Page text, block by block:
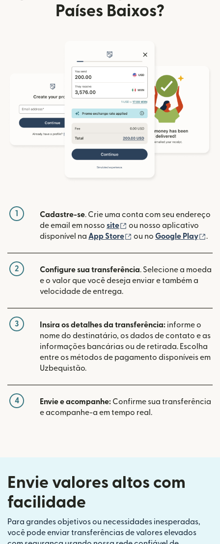
Países Baixos?
1 Cadastre-se. Crie uma conta com seu endereço
de email em nosso site (abre em uma nova
ou nosso aplicativo
disponível na App Store (abre em uma nova
ou no Google Play .
2 Configure sua transferência. Selecione a moeda
e o valor que você deseja enviar e também a
velocidade de entrega.
3 Insira os detalhes da transferência: informe o
nome do destinatário, os dados de contato e as
informações bancárias ou de retirada. Escolha
entre os métodos de pagamento disponíveis em
Uzbequistão.
4 Envie e acompanhe: Confirme sua transferência
e acompanhe-a em tempo real.
Envie valores altos com
facilidade
Para grandes objetivos ou necessidades inesperadas,
você pode enviar transferências de valores elevados